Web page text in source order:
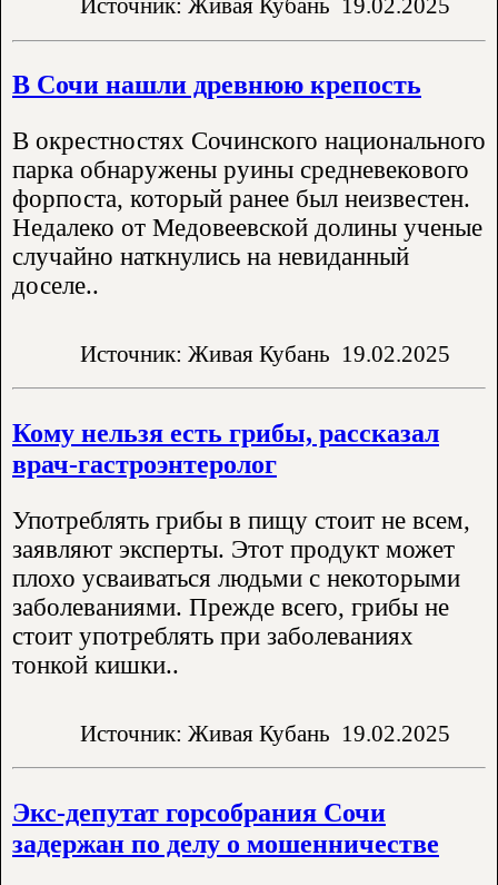
Источник: Живая Кубань 19.02.2025
В Сочи нашли древнюю крепость
В окрестностях Сочинского национального
парка обнаружены руины средневекового
форпоста, который ранее был неизвестен.
Недалеко от Медовеевской долины ученые
случайно наткнулись на невиданный
доселе..
Источник: Живая Кубань 19.02.2025
Кому нельзя есть грибы, рассказал
врач-гастроэнтеролог
Употреблять грибы в пищу стоит не всем,
заявляют эксперты. Этот продукт может
плохо усваиваться людьми с некоторыми
заболеваниями. Прежде всего, грибы не
стоит употреблять при заболеваниях
тонкой кишки..
Источник: Живая Кубань 19.02.2025
Экс-депутат горсобрания Сочи
задержан по делу о мошенничестве